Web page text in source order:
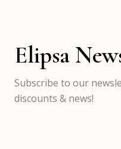
Elipsa
Subscribe to our
discounts & news!